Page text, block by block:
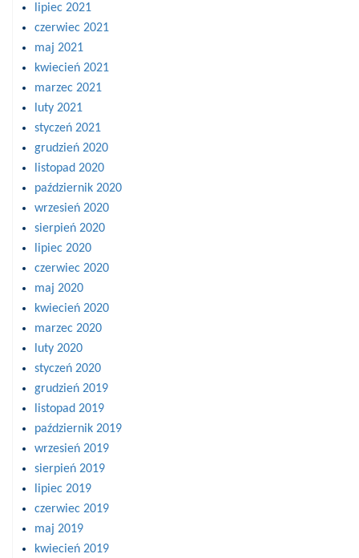
lipiec 2021
czerwiec 2021
maj 2021
kwiecień 2021
marzec 2021
luty 2021
styczeń 2021
grudzień 2020
listopad 2020
październik 2020
wrzesień 2020
sierpień 2020
lipiec 2020
czerwiec 2020
maj 2020
kwiecień 2020
marzec 2020
luty 2020
styczeń 2020
grudzień 2019
listopad 2019
październik 2019
wrzesień 2019
sierpień 2019
lipiec 2019
czerwiec 2019
maj 2019
kwiecień 2019